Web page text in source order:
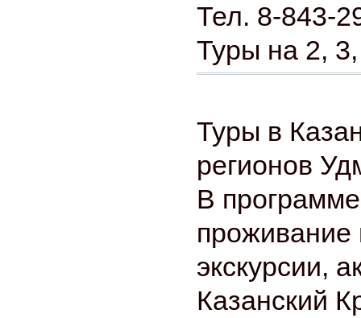
Тел. 8-843-
Туры на 2,
Туры в
регионов
В
проживание
экскурсии,
Казанский